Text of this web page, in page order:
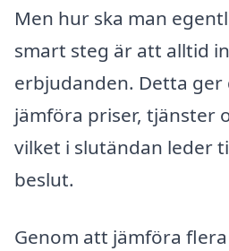
Men hur ska man
smart steg är att alltid
erbjudanden. Detta
jämföra priser, tjänster
vilket i slutändan leder
beslut.
Genom att jämföra